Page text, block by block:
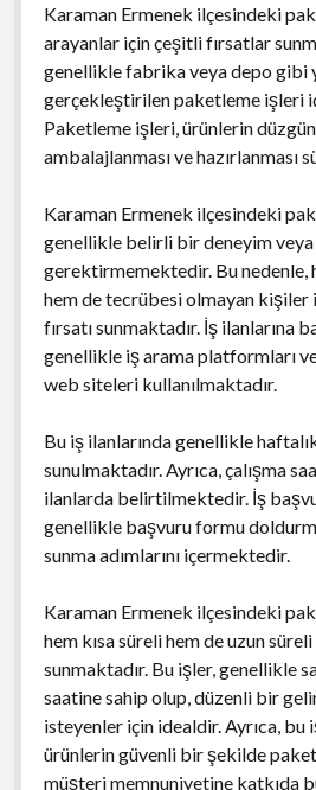
Karaman Ermenek ilçesindeki
arayanlar için çeşitli fırsatlar
genellikle fabrika veya depo gibi
gerçekleştirilen paketleme işleri
Paketleme işleri, ürünlerin
ambalajlanması ve hazırlanması
Karaman Ermenek ilçesindeki
genellikle belirli bir deneyim
gerektirmemektedir. Bu nedenle,
hem de tecrübesi olmayan kişiler
fırsatı sunmaktadır. İş ilanlarına
genellikle iş arama platformları
web siteleri kullanılmaktadır.
Bu iş ilanlarında genellikle
sunulmaktadır. Ayrıca, çalışma
ilanlarda belirtilmektedir. İş
genellikle başvuru formu
sunma adımlarını içermektedir.
Karaman Ermenek ilçesindeki
hem kısa süreli hem de uzun
sunmaktadır. Bu işler, genellikle
saatine sahip olup, düzenli bir
isteyenler için idealdir. Ayrıca, bu
ürünlerin güvenli bir şekilde
müşteri memnuniyetine katkıda